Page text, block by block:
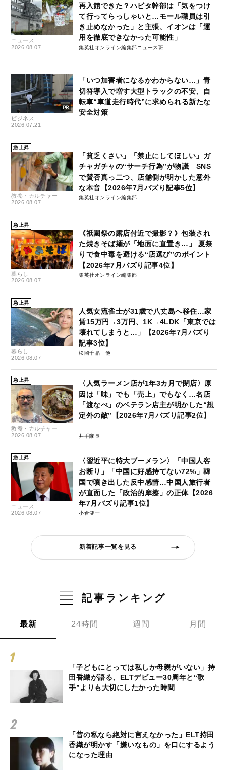
ニュース
2026.08.07
再入館できた？ハビタ幹部は「気をつけ
て行ってらっしゃいと…モール職員は引
き止めなかった」と主張、イオンは「運
用を徹底できなかった可能性」
集英社オンライン編集部ニュース班
ビジネス
2026.07.21
「いつ加害者になるかわからない…」青
切符導入で増す大型トラックの不安、自
転車“車道走行時代”に求められる新たな
安全対策
急上昇
教養・カルチャー
2026.08.07
「貧乏くさい」「禁止にしてほしい」ガ
チャガチャの“サーチ行為”が物議 SNS
で賛否真っ二つ、店舗側が明かした意外
な本音【2026年7月バズり記事5位】
集英社オンライン編集部
急上昇
暮らし
2026.08.07
《祇園祭の露店付近で撮影？》包装され
た焼きそば麺が「地面に直置き…」 夏祭
りで食中毒を避ける“店選び”のポイント
【2026年7月バズり記事4位】
集英社オンライン編集部
急上昇
暮らし
2026.08.07
人気女流雀士が31歳で八丈島へ移住…家
賃15万円→3万円、1K→4LDK「東京では
壊れてしまうと…」【2026年7月バズり
記事3位】
松岡千晶
急上昇
教養・カルチャー
2026.08.07
〈人気ラーメン店が1年3カ月で閉店〉原
因は「味」でも「売上」でもなく…名店
「渡なべ」のベテラン店主が明かした“想
定外の敵”【2026年7月バズり記事2位】
井手隊長
急上昇
ニュース
2026.08.07
〈習近平に特大ブーメラン〉「中国人客
お断り」「中国に好感持てない72%」韓
国で噴き出した反中感情…中国人旅行者
が直面した「政治的摩擦」の正体【2026
年7月バズり記事1位】
小倉健一
新着記事一覧を見る
記事ランキング
最新 24時間 週間 月間
「子どもにとっては私しか母親がいない」持
田香織が語る、ELTデビュー30周年と“歌
手”よりも大切にしたかった時間
「昔の私なら絶対に言えなかった」ELT持田
香織が明かす「嫌いなもの」を口にするよう
になった理由